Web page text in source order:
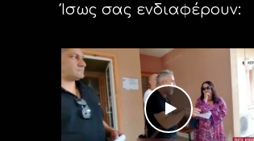
Ίσως σας ενδιαφέρουν: